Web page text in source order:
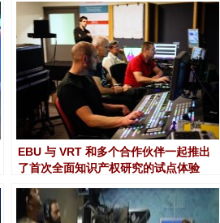
EBU 与 VRT 和多个合作伙伴一起推出
了首次全面知识产权研究的试点体验